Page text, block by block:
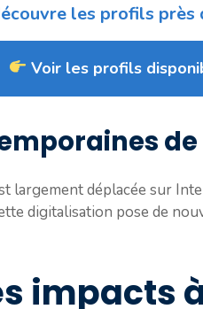
les profils près
Voir les profils
largement déplacée sur
digitalisation pose de
impacts